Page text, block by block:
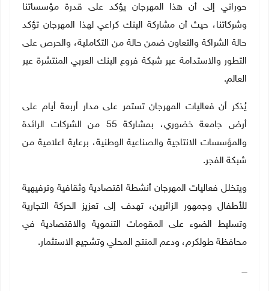
حوراني إلى أن هذا المهرجان يؤكد على قدرة مؤسساتنا
وشركاتنا، حيث أن مشاركة البنك كراعي لهذا المهرجان تؤكد
حالة الشراكة والتعاون ضمن حالة من التكاملية، والحرص على
التطور والاستدامة عبر شبكة فروع البنك العربي المنتشرة عبر
العالم.
يُذكر أن فعاليات المهرجان تستمر على مدار أربعة أيام على
أرض جامعة خضوري، بمشاركة 55 من الشركات الرائدة
والمؤسسات الانتاجية والصناعية الوطنية، برعاية اعلامية من
شبكة الفجر.
ويتخلل فعاليات المهرجان أنشطة اقتصادية وثقافية وترفيهية
للأطفال وجمهور الزائرين، تهدف إلى تعزيز الحركة التجارية
وتسليط الضوء على المقومات التنموية والاقتصادية في
محافظة طولكرم، ودعم المنتج المحلي وتشجيع الاستثمار.
ــــ